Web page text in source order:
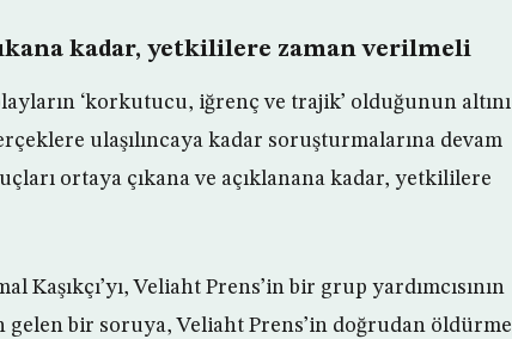
kadar, yetkililere zaman verilmeli
‘korkutucu, iğrenç ve trajik’ olduğunun altını
ulaşılıncaya kadar soruşturmalarına devam
ortaya çıkana ve açıklanana kadar, yetkililere
Kaşıkçı’yı, Veliaht Prens’in bir grup yardımcısının
gelen bir soruya, Veliaht Prens’in doğrudan öldürme